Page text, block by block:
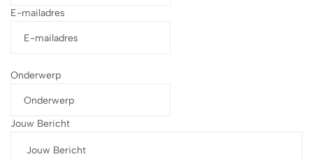
E-mailadres
Onderwerp
Jouw Bericht